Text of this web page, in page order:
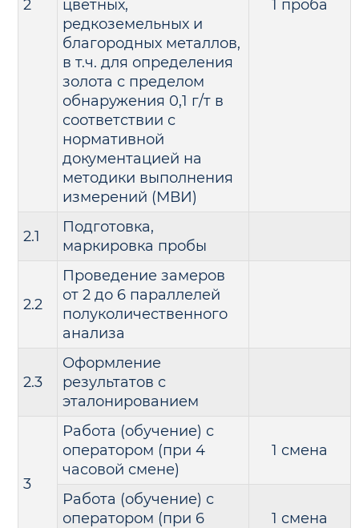
2
цветных,
редкоземельных и
благородных металлов,
в т.ч. для определения
золота с пределом
обнаружения 0,1 г/т в
соответствии с
нормативной
документацией на
методики выполнения
измерений (МВИ)
1 проба
2.1
Подготовка,
маркировка пробы
2.2
Проведение замеров
от 2 до 6 параллелей
полуколичественного
анализа
2.3
Оформление
результатов с
эталонированием
3
Работа (обучение) с
оператором (при 4
часовой смене)
1 смена
Работа (обучение) с
оператором (при 6
1 смена